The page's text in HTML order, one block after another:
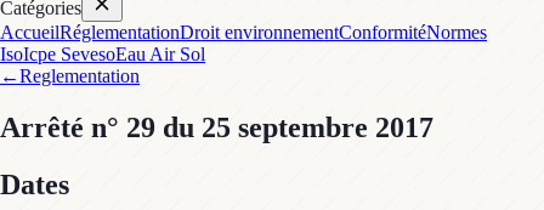
Catégories
AccueilRéglementationDroit environnementConformitéNormes
IsoIcpe SevesoEau Air Sol
←Reglementation
Arrêté n° 29 du 25 septembre 2017
Dates